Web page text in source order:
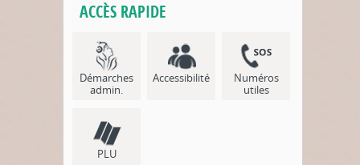
ACCÈS RAPIDE
Démarches
admin.
Accessibilité
Numéros
utiles
PLU